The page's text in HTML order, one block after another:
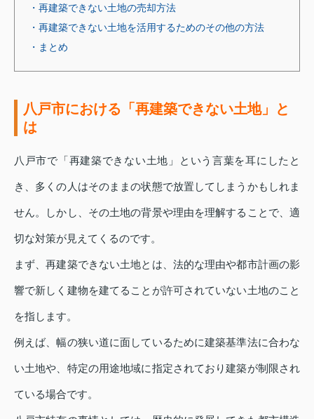
・再建築できない土地の売却方法
・再建築できない土地を活用するためのその他の方法
・まとめ
八戸市における「再建築できない土地」と
は
八戸市で「再建築できない土地」という言葉を耳にしたと
き、多くの人はそのままの状態で放置してしまうかもしれま
せん。しかし、その土地の背景や理由を理解することで、適
切な対策が見えてくるのです。
まず、再建築できない土地とは、法的な理由や都市計画の影
響で新しく建物を建てることが許可されていない土地のこと
を指します。
例えば、幅の狭い道に面しているために建築基準法に合わな
い土地や、特定の用途地域に指定されており建築が制限され
ている場合です。